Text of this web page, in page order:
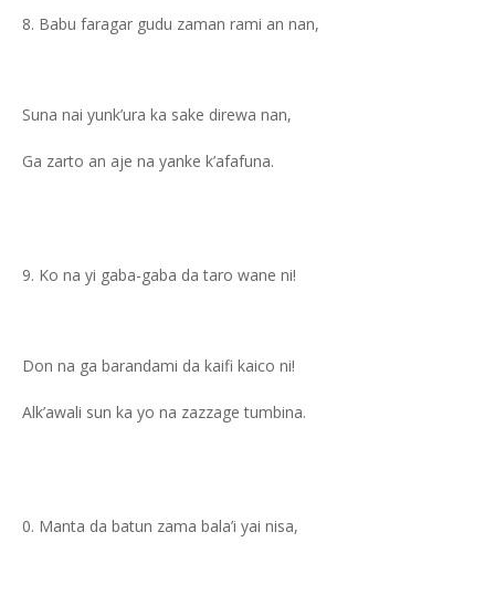
Babu faragar gudu zaman rami an nan,
Suna nai yunk’ura ka sake direwa nan,
Ga zarto an aje na yanke k’afafuna.
Ko na yi gaba-gaba da taro wane ni!
Don na ga barandami da kaifi kaico ni!
Alk’awali sun ka yo na zazzage tumbina.
Manta da batun zama bala’i yai nisa,